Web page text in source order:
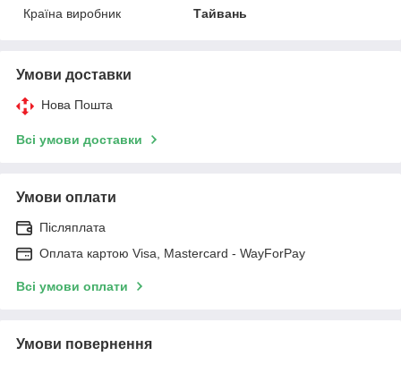
Країна виробник
Тайвань
Умови доставки
Нова Пошта
Всі умови доставки
Умови оплати
Післяплата
Оплата картою Visa, Mastercard - WayForPay
Всі умови оплати
Умови повернення